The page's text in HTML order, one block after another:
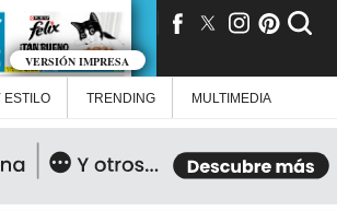
VERSIÓN IMPRESA
ESTILO TRENDING MULTIMEDIA